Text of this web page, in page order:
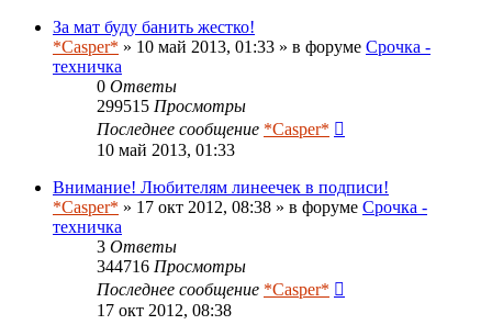
За мат буду банить жестко!
*Casper* » 10 май 2013, 01:33 » в форуме Срочка -
техничка
0 Ответы
299515 Просмотры
Последнее сообщение *Casper*
10 май 2013, 01:33
Внимание! Любителям линеечек в подписи!
*Casper* » 17 окт 2012, 08:38 » в форуме Срочка -
техничка
3 Ответы
344716 Просмотры
Последнее сообщение *Casper*
17 окт 2012, 08:38